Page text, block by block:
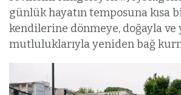
günlük hayatın temposuna kısa
kendilerine dönmeye, doğayla ve
mutluluklarıyla yeniden bağ